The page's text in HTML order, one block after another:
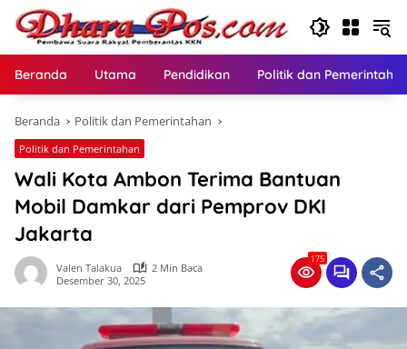
Langsung
konten
Beranda Utama Pendidikan Politik dan
Beranda Politik dan Pemerintahan
Politik dan Pemerintahan
Wali Kota Ambon Terima Bantuan
Mobil Damkar dari Pemprov DKI
Jakarta
Valen Talakua
2 Min Baca
Desember 30, 2025
175